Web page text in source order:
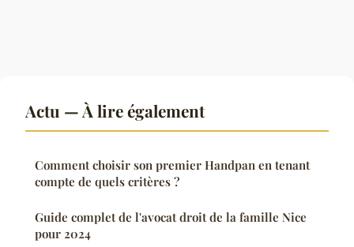
Actu — À lire également
Comment choisir son premier Handpan en tenant
compte de quels critères ?
Guide complet de l'avocat droit de la famille Nice
pour 2024